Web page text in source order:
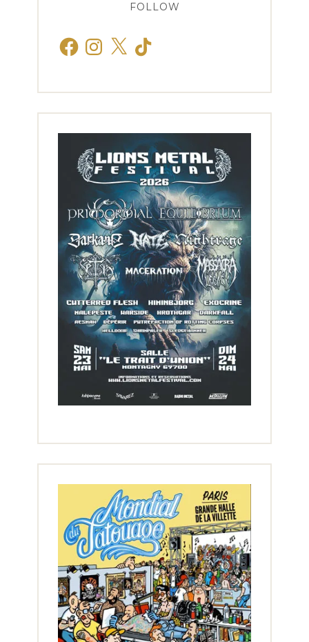
FOLLOW
FacebookInstagram
X TikTok